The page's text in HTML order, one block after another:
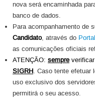
nova será encaminhada
banco de dados.
Para acompanhamento de
Candidato, através do
as comunicações oficiais
ATENÇÃO: sempreverificar
SIGRH. Caso tente efetuar
uso exclusivo dos
permitirá o seu acesso.